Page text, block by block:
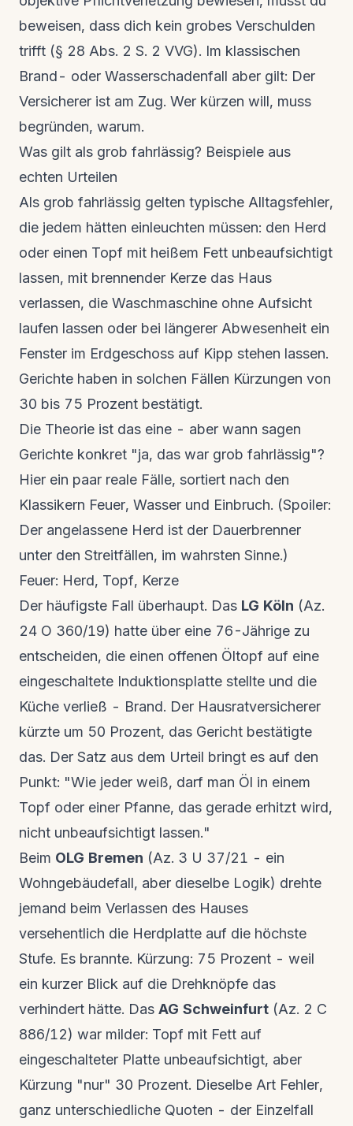
beweisen, dass dich kein grobes Verschulden
trifft (§ 28 Abs. 2 S. 2 VVG). Im klassischen
Brand- oder Wasserschadenfall aber gilt: Der
Versicherer ist am Zug. Wer kürzen will, muss
begründen, warum.
Was gilt als grob fahrlässig? Beispiele aus
echten Urteilen
Als grob fahrlässig gelten typische Alltagsfehler,
die jedem hätten einleuchten müssen: den Herd
oder einen Topf mit heißem Fett unbeaufsichtigt
lassen, mit brennender Kerze das Haus
verlassen, die Waschmaschine ohne Aufsicht
laufen lassen oder bei längerer Abwesenheit ein
Fenster im Erdgeschoss auf Kipp stehen lassen.
Gerichte haben in solchen Fällen Kürzungen von
30 bis 75 Prozent bestätigt.
Die Theorie ist das eine - aber wann sagen
Gerichte konkret "ja, das war grob fahrlässig"?
Hier ein paar reale Fälle, sortiert nach den
Klassikern Feuer, Wasser und Einbruch. (Spoiler:
Der angelassene Herd ist der Dauerbrenner
unter den Streitfällen, im wahrsten Sinne.)
Feuer: Herd, Topf, Kerze
Der häufigste Fall überhaupt. Das LG Köln (Az.
24 O 360/19) hatte über eine 76-Jährige zu
entscheiden, die einen offenen Öltopf auf eine
eingeschaltete Induktionsplatte stellte und die
Küche verließ - Brand. Der Hausratversicherer
kürzte um 50 Prozent, das Gericht bestätigte
das. Der Satz aus dem Urteil bringt es auf den
Punkt: "Wie jeder weiß, darf man Öl in einem
Topf oder einer Pfanne, das gerade erhitzt wird,
nicht unbeaufsichtigt lassen."
Beim OLG Bremen (Az. 3 U 37/21 - ein
Wohngebäudefall, aber dieselbe Logik) drehte
jemand beim Verlassen des Hauses
versehentlich die Herdplatte auf die höchste
Stufe. Es brannte. Kürzung: 75 Prozent - weil
ein kurzer Blick auf die Drehknöpfe das
verhindert hätte. Das AG Schweinfurt (Az. 2 C
886/12) war milder: Topf mit Fett auf
eingeschalteter Platte unbeaufsichtigt, aber
Kürzung "nur" 30 Prozent. Dieselbe Art Fehler,
ganz unterschiedliche Quoten - der Einzelfall